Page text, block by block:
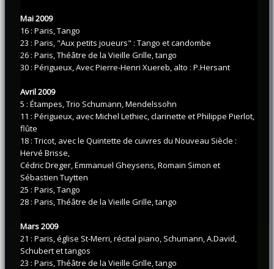
Mai 2009
16 : Paris, Tango
23 : Paris, "Aux petits joueurs" : Tango et candombe
26 : Paris, Théâtre de la Vieille Grille, tango
30 : Périgueux, Avec Pierre-Henri Xuereb, alto : P.Hersant
Avril 2009
5 : Étampes, Trio Schumann, Mendelssohn
11 : Périgueux, avec Michel Lethiec, clarinette et Philippe Pierlot,
flûte
18 : Tricot, avec le Quintette de cuivres du Nouveau Siècle :
Hervé Brisse,
Cédric Dreger, Emmanuel Gheysens, Romain Simon et
Sébastien Tuytten
25 : Paris, Tango
28 : Paris, Théâtre de la Vieille Grille, tango
Mars 2009
21 : Paris, église St-Merri, récital piano, Schumann, A.David,
Schubert et tangos
23 : Paris, Théâtre de la Vieille Grille, tango